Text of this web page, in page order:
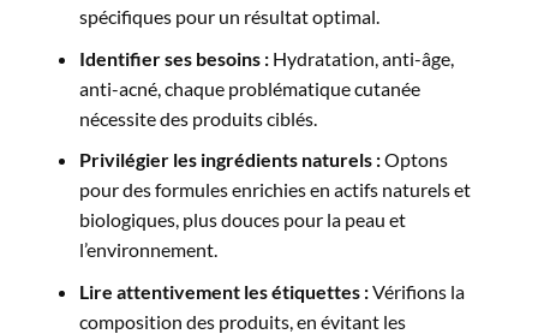
spécifiques pour un résultat optimal.
Identifier ses besoins :Hydratation, anti-âge,
anti-acné, chaque problématique cutanée
nécessite des produits ciblés.
Privilégier les ingrédients naturels :Optons
pour des formules enrichies en actifs naturels et
biologiques, plus douces pour la peau et
l’environnement.
Lire attentivement les étiquettes :Vérifions la
composition des produits, en évitant les